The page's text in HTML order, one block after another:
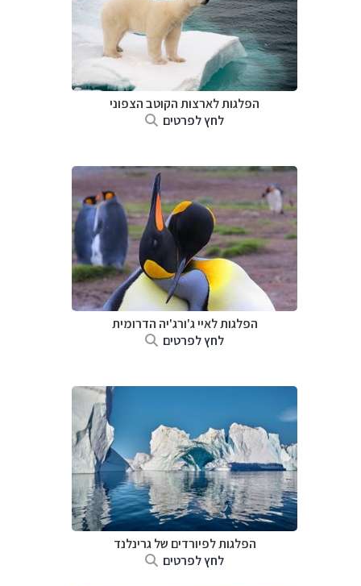
הפלגות לארצות הקוטב הצפוני
לחץ לפרטים
הפלגות לאיי ג'ורג'יה הדרומית
לחץ לפרטים
הפלגות לפיורדים של גרינלנד
לחץ לפרטים